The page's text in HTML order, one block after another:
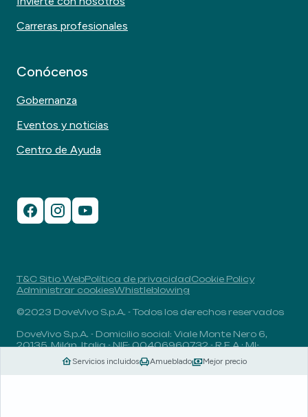
Servicios incluidos Amueblado Mejor precio
Carreras profesionales
Conócenos
Gobernanza
Eventos y noticias
Centro de Ayuda
T&C Sitio WebPolítica de privacidadCookie Policy
Administrar cookiesWhistleblowing
©2023 DoveVivo S.p.A. - Todos los derechos reservados
DoveVivo S.p.A. - Domicilio social: Viale Monte Nero 6,
20135, Milán, Italia - NIF: 00406960732 - R.E.A.: MI-
1838078 - Capital social: 1.829.649,81 euros totalmente
desembolsado